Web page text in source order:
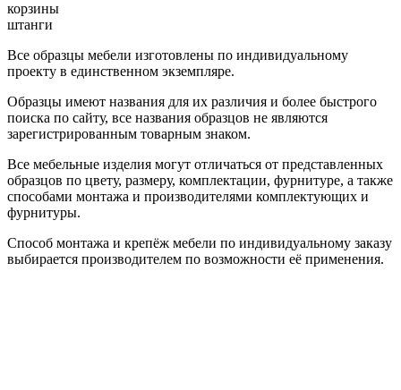
корзины
штанги
Все образцы мебели изготовлены по индивидуальному
проекту в единственном экземпляре.
Образцы имеют названия для их различия и более быстрого
поиска по сайту, все названия образцов не являются
зарегистрированным товарным знаком.
Все мебельные изделия могут отличаться от представленных
образцов по цвету, размеру, комплектации, фурнитуре, а также
способами монтажа и производителями комплектующих и
фурнитуры.
Способ монтажа и крепёж мебели по индивидуальному заказу
выбирается производителем по возможности её применения.